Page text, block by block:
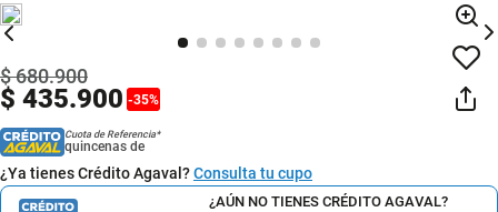
$ 435.900 -35%
$680.900
Cuota de Referencia*
quincenas de
¿Ya tienes Crédito Agaval?Consulta tu cupo
¿AÚN NO TIENES CRÉDITO AGAVAL?